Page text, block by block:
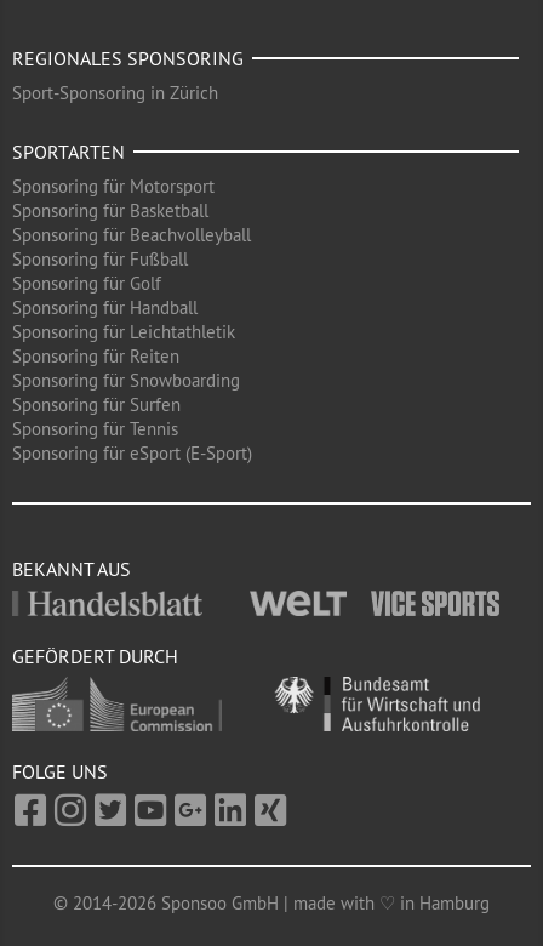
REGIONALES SPONSORING
Sport-Sponsoring in Zürich
SPORTARTEN
Sponsoring für Motorsport
Sponsoring für Basketball
Sponsoring für Beachvolleyball
Sponsoring für Fußball
Sponsoring für Golf
Sponsoring für Handball
Sponsoring für Leichtathletik
Sponsoring für Reiten
Sponsoring für Snowboarding
Sponsoring für Surfen
Sponsoring für Tennis
Sponsoring für eSport (E-Sport)
BEKANNT AUS
GEFÖRDERT DURCH
FOLGE UNS
© 2014-2026 Sponsoo GmbH | made with ♡ in Hamburg